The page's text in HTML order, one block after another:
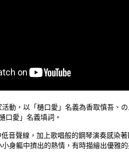
動，以「樋口愛」名義為香取慎吾、
口愛」名義填詞。
音聲線，加上歌唱般的鋼琴演奏感染著
身軀中擠出的熱情，有時描繪出優雅